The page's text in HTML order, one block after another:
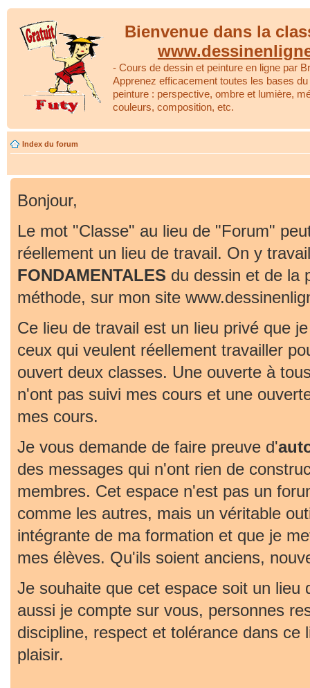
Bienvenue dans la
- Cours de dessin et peinture en ligne par
Apprenez efficacement toutes les bases
peinture : perspective, ombre et lumière,
couleurs, composition, etc.
Index du forum
Bonjour,
Le mot "Classe" au lieu de "Forum"
réellement un lieu de travail. On y
FONDAMENTALES du dessin et de la
méthode, sur mon site
Ce lieu de travail est un lieu privé que
ceux qui veulent réellement travailler
ouvert deux classes. Une ouverte à
n'ont pas suivi mes cours et une
mes cours.
Je vous demande de faire preuve d'
des messages qui n'ont rien de
membres. Cet espace n'est pas un
comme les autres, mais un véritable
intégrante de ma formation et que je
mes élèves. Qu'ils soient anciens,
Je souhaite que cet espace soit un lieu
aussi je compte sur vous, personnes
discipline, respect et tolérance dans ce
plaisir.